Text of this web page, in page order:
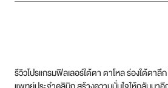
บทความ
รีวิวโปรแกรมฟิลเลอร์ใต้ตา ตาโหล ร่องใต้ตาลึ